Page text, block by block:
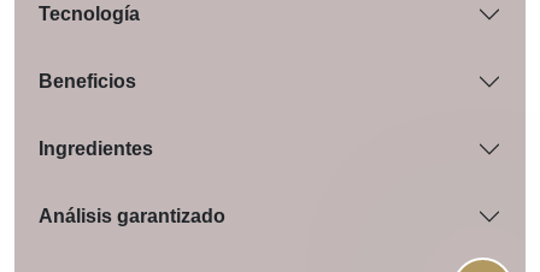
Tecnología
Beneficios
Ingredientes
Análisis garantizado